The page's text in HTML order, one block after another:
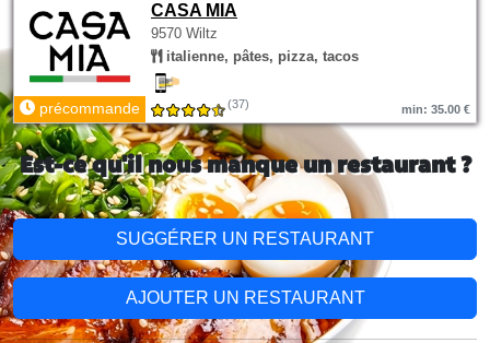
CASA MIA
9570 Wiltz
italienne, pâtes, pizza, tacos
précommande (37) min: 35.00 €
Est-ce qu'il nous manque un restaurant ?
SUGGÉRER UN RESTAURANT
AJOUTER UN RESTAURANT